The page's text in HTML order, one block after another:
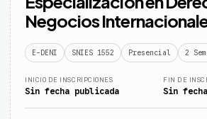
Negocios
E-DENI SNIES 1552 Presencial 2
INICIO DE INSCRIPCIONES
Sin fecha publicada
FIN DE
Sin